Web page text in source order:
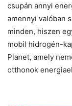
csupán annyi
amennyi valóban
minden, hiszen
mobil hidrogén-
Planet, amely
otthonok